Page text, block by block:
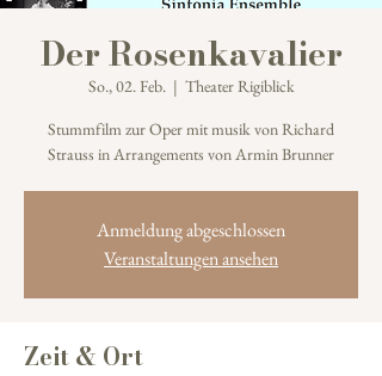
Der Rosenkavalier
So., 02. Feb.
  |
Theater Rigiblick
Stummfilm zur Oper mit musik von Richard
Strauss in Arrangements von Armin Brunner
Anmeldung abgeschlossen
Veranstaltungen ansehen
Zeit & Ort